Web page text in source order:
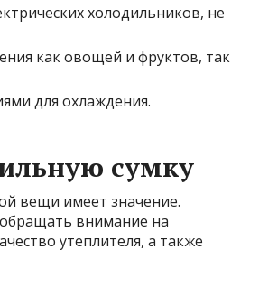
холодильников, не
как овощей и фруктов, так
для охлаждения.
сумку
вещи имеет значение.
внимание на
утеплителя, а также